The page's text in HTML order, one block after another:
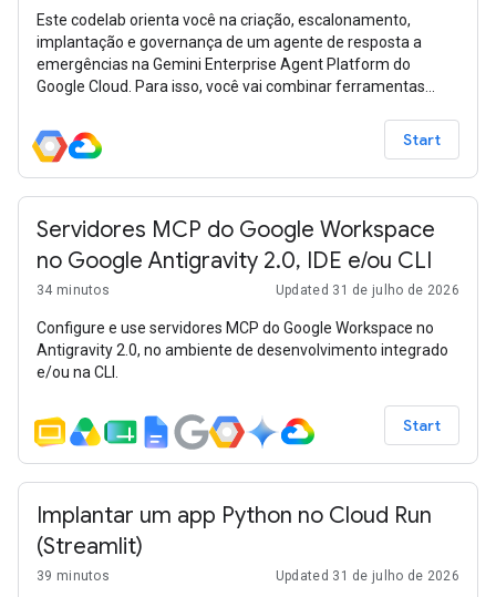
Este codelab orienta você na criação, escalonamento,
implantação e governança de um agente de resposta a
emergências na Gemini Enterprise Agent Platform do
Google Cloud. Para isso, você vai combinar ferramentas
habilidades da Agents CLI e o Kit de Desenvolvimento de
Agente.
Start
Servidores MCP do Google Workspace
no Google Antigravity 2.0, IDE e/ou CLI
34 minutos Updated 31 de julho de 2026
Configure e use servidores MCP do Google Workspace no
Antigravity 2.0, no ambiente de desenvolvimento integrado
e/ou na CLI.
Start
Implantar um app Python no Cloud Run
(Streamlit)
39 minutos Updated 31 de julho de 2026